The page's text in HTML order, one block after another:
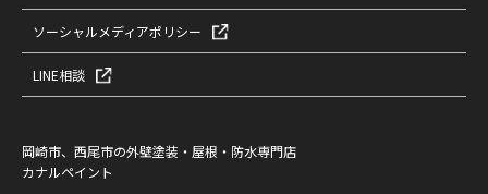
ソーシャルメディアポリシー
LINE相談
岡崎市、西尾市の外壁塗装・屋根・防水専門店
カナルペイント